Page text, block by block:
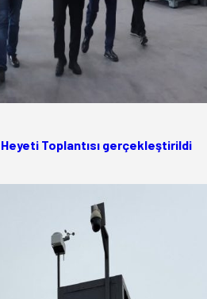
Toplantısı gerçekleştirildi